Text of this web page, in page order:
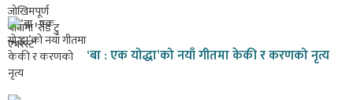
‘बा : एक योद्धा’को नयाँ गीतमा केकी र करणको नृत्य